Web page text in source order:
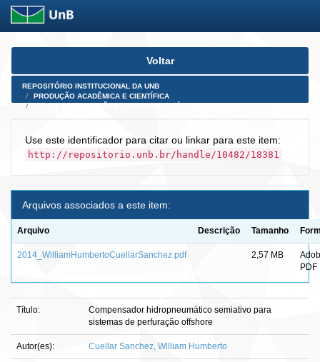
Skip
Voltar
REPOSITÓRIO INSTITUCIONAL DA UNB
PRODUÇÃO ACADÊMICA E CIENTÍFICA
Use este identificador para citar ou linkar para este item:
http://repositorio.unb.br/handle/10482/18381
Arquivos associados a este item:
Arquivo Descrição Tamanho
2014_WilliamHumbertoCuellarSanchez.pdf 2,57 MB
PDF
Título:
Compensador hidropneumático semiativo para
sistemas de perfuração offshore
Autor(es): Cuellar Sanchez, William Humberto